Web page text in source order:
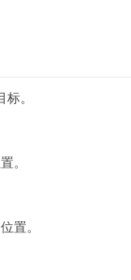
。
。
置。